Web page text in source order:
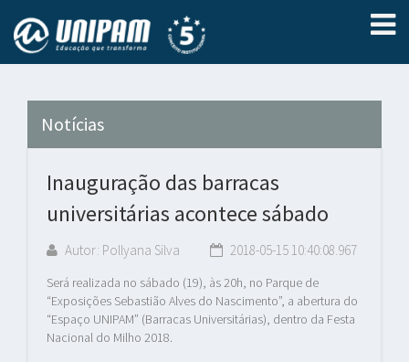
Notícias
Inauguração das barracas
universitárias acontece sábado
Autor: Pollyana Silva 2018-05-15 10:40:08.967
Será realizada no sábado (19), às 20h, no Parque de
“Exposições Sebastião Alves do Nascimento”, a abertura do
“Espaço UNIPAM” (Barracas Universitárias), dentro da Festa
Nacional do Milho 2018.